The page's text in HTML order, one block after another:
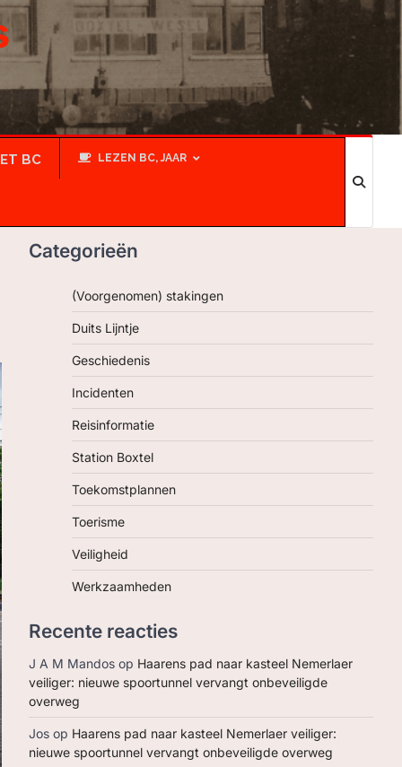
BC LEZEN BC, JAAR
Categorieën
(Voorgenomen) stakingen
Duits Lijntje
Geschiedenis
Incidenten
Reisinformatie
Station Boxtel
Toekomstplannen
Toerisme
Veiligheid
Werkzaamheden
Recente reacties
J A M Mandos op Haarens pad naar kasteel Nemerlaer
veiliger: nieuwe spoortunnel vervangt onbeveiligde
overweg
Jos op Haarens pad naar kasteel Nemerlaer veiliger:
nieuwe spoortunnel vervangt onbeveiligde overweg